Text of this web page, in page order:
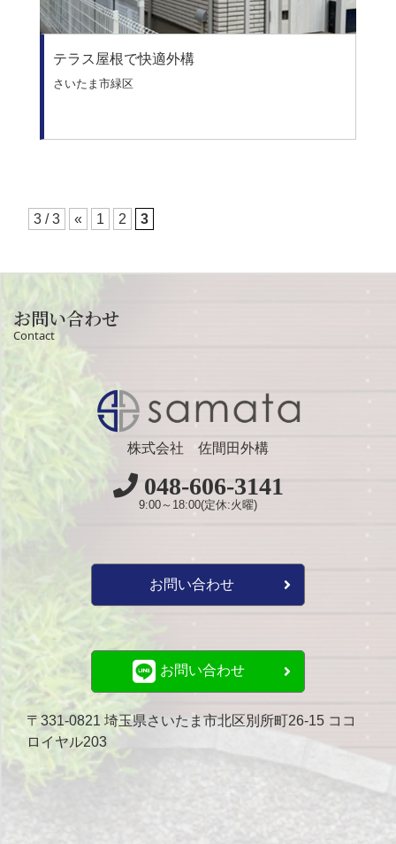
テラス屋根で快適外構
さいたま市緑区
3 / 3 « 1 2 3
お問い合わせ
Contact
株式会社 佐間田外構
048-606-3141
9:00～18:00(定休:火曜)
お問い合わせ
お問い合わせ
〒331-0821 埼玉県さいたま市北区別所町26-15 ココ
ロイヤル203